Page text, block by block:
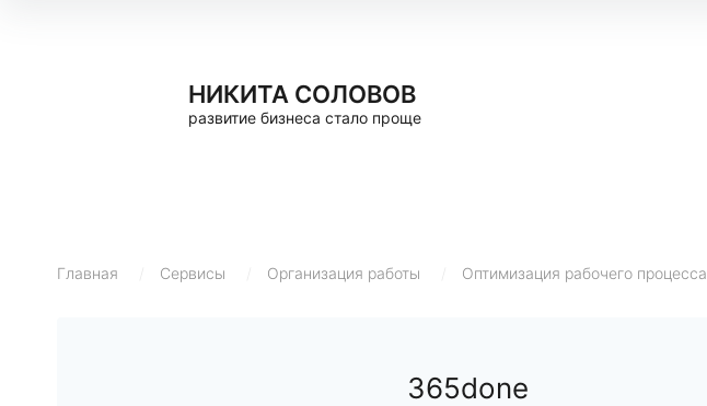
НИКИТА СОЛОВОВ
развитие бизнеса стало проще
Главная Сервисы Организация работы Оптимизация рабочего процесса
365done